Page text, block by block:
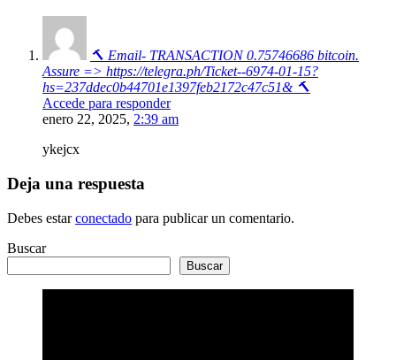
🔨 Email- TRANSACTION 0.75746686 bitcoin.
Assure => https://telegra.ph/Ticket--6974-01-15?
hs=237ddec0b44701e1397feb2172c47c51& 🔨
Accede para responder
enero 22, 2025, 2:39 am
ykejcx
Deja una respuesta
Debes estarconectado para publicar un comentario.
Buscar
Buscar